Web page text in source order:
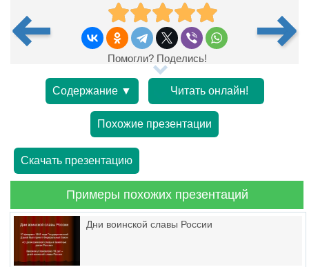
Помогли? Поделись!
Содержание ▼ Читать онлайн!
Похожие презентации
Скачать презентацию
Примеры похожих презентаций
Дни воинской славы России